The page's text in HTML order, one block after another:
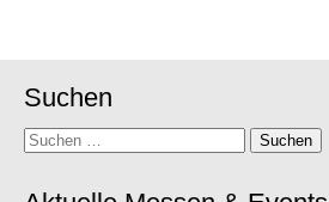
Suchen
Suche Suchen